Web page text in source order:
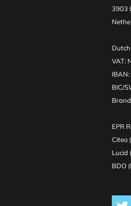
3903
VAT:
BIC/
EPR
Citeo
Lucid
BDO